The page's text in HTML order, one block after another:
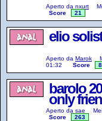
Aperto da nxurt
Score
21
elio
Aperto da Marok
01:32
Score
barolo
only
Aperto da sae
Score
263